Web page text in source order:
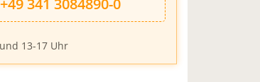
341 3084890-0
13-17 Uhr